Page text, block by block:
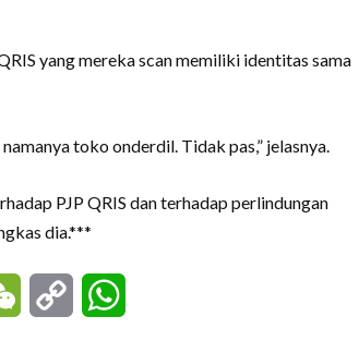
yang mereka scan memiliki identitas sama
toko onderdil. Tidak pas,” jelasnya.
PJP QRIS dan terhadap perlindungan
dia.***
WeChat Copy